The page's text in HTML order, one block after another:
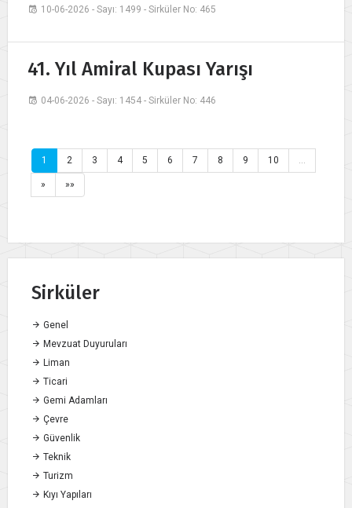
10-06-2026 - Sayı: 1499 - Sirküler No: 465
41. Yıl Amiral Kupası Yarışı
04-06-2026 - Sayı: 1454 - Sirküler No: 446
1 2 3 4 5 6 7 8 9 10
» »»
Sirküler
Genel
Mevzuat Duyuruları
Liman
Ticari
Gemi Adamları
Çevre
Güvenlik
Teknik
Turizm
Kıyı Yapıları